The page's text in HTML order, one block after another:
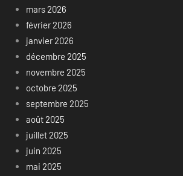
mars 2026
février 2026
janvier 2026
décembre 2025
novembre 2025
octobre 2025
septembre 2025
août 2025
juillet 2025
juin 2025
mai 2025